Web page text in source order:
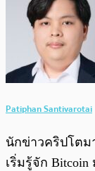
Patiphan Santivarotai
นักข่าวคริปโตม
เริ่มรู้จัก